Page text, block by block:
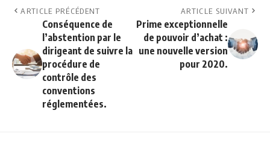
ARTICLE PRÉCÉDENT
Conséquence de
l’abstention par le
dirigeant de suivre la
procédure de
contrôle des
conventions
réglementées.
ARTICLE SUIVANT
Prime exceptionnelle
de pouvoir d’achat :
une nouvelle version
pour 2020.